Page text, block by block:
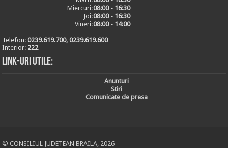
Miercuri:08:00 - 16:30
Joi:08:00 - 16:30
Vineri:08:00 - 14:00
Telefon:0239.619.700, 0239.619.600
Interior: 222
Link-uri utile:
Anunturi
Stiri
Comunicate de presa
© CONSILIUL JUDETEAN BRAILA, 2026